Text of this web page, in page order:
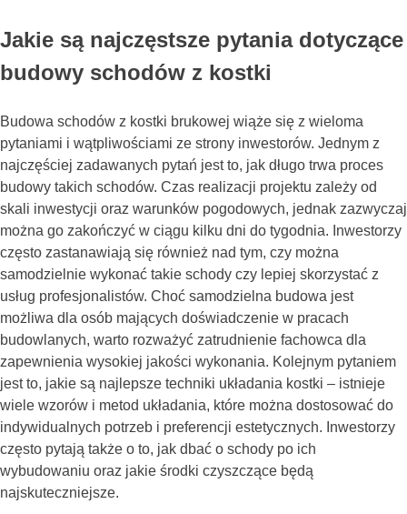
Jakie są najczęstsze pytania dotyczące
budowy schodów z kostki
Budowa schodów z kostki brukowej wiąże się z wieloma
pytaniami i wątpliwościami ze strony inwestorów. Jednym z
najczęściej zadawanych pytań jest to, jak długo trwa proces
budowy takich schodów. Czas realizacji projektu zależy od
skali inwestycji oraz warunków pogodowych, jednak zazwyczaj
można go zakończyć w ciągu kilku dni do tygodnia. Inwestorzy
często zastanawiają się również nad tym, czy można
samodzielnie wykonać takie schody czy lepiej skorzystać z
usług profesjonalistów. Choć samodzielna budowa jest
możliwa dla osób mających doświadczenie w pracach
budowlanych, warto rozważyć zatrudnienie fachowca dla
zapewnienia wysokiej jakości wykonania. Kolejnym pytaniem
jest to, jakie są najlepsze techniki układania kostki – istnieje
wiele wzorów i metod układania, które można dostosować do
indywidualnych potrzeb i preferencji estetycznych. Inwestorzy
często pytają także o to, jak dbać o schody po ich
wybudowaniu oraz jakie środki czyszczące będą
najskuteczniejsze.